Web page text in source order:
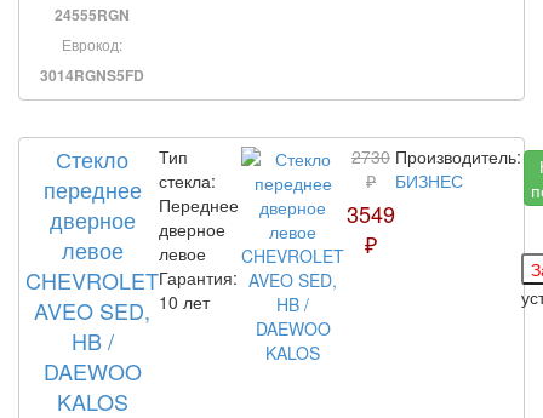
24555RGN
Еврокод:
3014RGNS5FD
Стекло
переднее
дверное
левое
CHEVROLET
AVEO SED,
HB /
DAEWOO
KALOS
Тип
стекла:
Переднее
дверное
левое
Гарантия:
10 лет
2730
₽
3549
₽
Производитель:
БИЗНЕС